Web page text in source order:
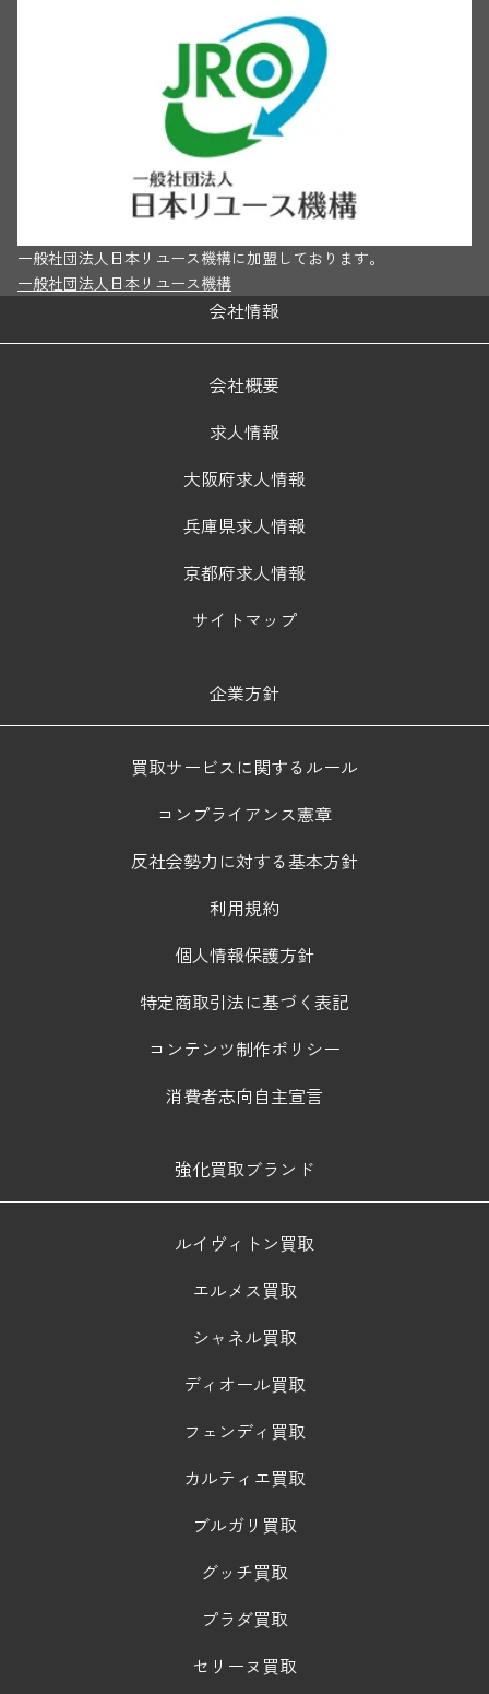
一般社団法人日本リユース機構に加盟しております。
一般社団法人日本リユース機構
会社情報
会社概要
求人情報
大阪府求人情報
兵庫県求人情報
京都府求人情報
サイトマップ
企業方針
買取サービスに関するルール
コンプライアンス憲章
反社会勢力に対する基本方針
利用規約
個人情報保護方針
特定商取引法に基づく表記
コンテンツ制作ポリシー
消費者志向自主宣言
強化買取ブランド
ルイヴィトン買取
エルメス買取
シャネル買取
ディオール買取
フェンディ買取
カルティエ買取
ブルガリ買取
グッチ買取
プラダ買取
セリーヌ買取